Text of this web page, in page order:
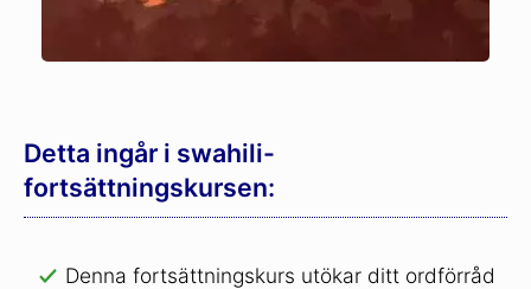
Detta ingår i swahili-
fortsättningskursen:
Denna fortsättningskurs utökar ditt ordförråd